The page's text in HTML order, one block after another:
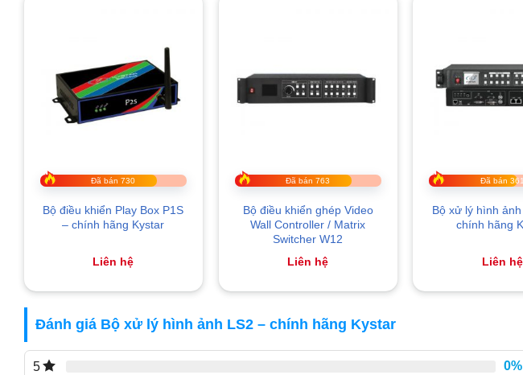
Đã bán 730
Bộ điều khiển Play Box P1S
– chính hãng Kystar
Liên hệ
Đã bán 763
Bộ điều khiển ghép Video
Wall Controller / Matrix
Switcher W12
Liên hệ
Đã bán 361
Bộ xử lý hình
chính hãng
Liên hệ
Đánh giá Bộ xử lý hình ảnh LS2 – chính hãng Kystar
5 0%